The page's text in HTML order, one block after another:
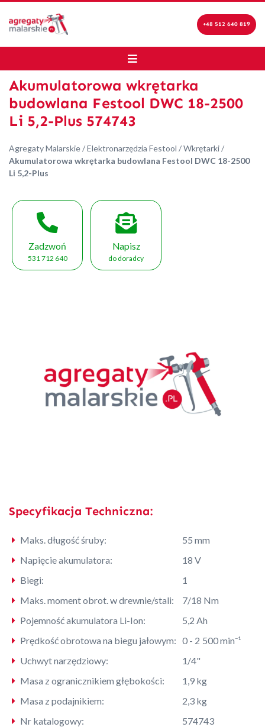
+48 512 640 819
Akumulatorowa wkrętarka
budowlana Festool DWC 18-2500
Li 5,2-Plus 574743
Agregaty Malarskie/Elektronarzędzia Festool /Wkrętarki/
Akumulatorowa wkrętarka budowlana Festool DWC 18-2500
Li 5,2-Plus
Zadzwoń
531 712 640
Napisz
do doradcy
Specyfikacja Techniczna:
Maks. długość śruby:
55 mm
Napięcie akumulatora:
18 V
Biegi:
1
Maks. moment obrot. w drewnie/stali:
7/18 Nm
Pojemność akumulatora Li-Ion:
5,2 Ah
Prędkość obrotowa na biegu jałowym: 0 - 2 500 min⁻¹
Uchwyt narzędziowy:
1/4"
Masa z ogranicznikiem głębokości:
1,9 kg
Masa z podajnikiem:
2,3 kg
Nr katalogowy:
574743